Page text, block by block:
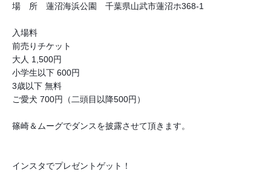
場 所 蓮沼海浜公園 千葉県山武市蓮沼ホ368-1
入場料
前売りチケット
大人 1,500円
小学生以下 600円
3歳以下 無料
ご愛犬 700円（二頭目以降500円）
篠崎＆ムーグでダンスを披露させて頂きます。
インスタでプレゼントゲット！